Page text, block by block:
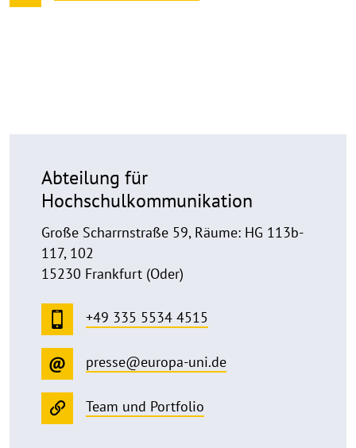
Abteilung für
Hochschulkommunikation
Große Scharrnstraße 59, Räume: HG 113b-
117, 102
15230 Frankfurt (Oder)
+49 335 5534 4515
presse@europa-uni.de
Team und Portfolio